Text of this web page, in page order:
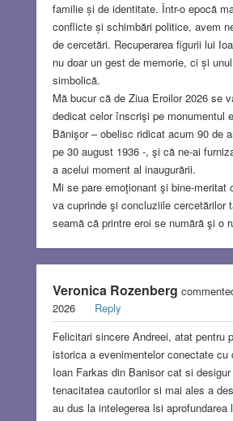
familie și de identitate. Într-o epocă
conflicte și schimbări politice, avem
de cercetări. Recuperarea figurii lui
nu doar un gest de memorie, ci și
simbolică.
Mă bucur că de Ziua Eroilor 2026 se
dedicat celor înscrişi pe monumentul
Bănişor – obelisc ridicat acum 90 de
pe 30 august 1936 -, şi că ne-ai
a acelui moment al inaugurării.
Mi se pare emoţionant şi bine-meritat
va cuprinde şi concluziile cercetărilor
seamă că printre eroi se numără şi o
Veronica Rozenberg
2026
Reply
Felicitari sincere Andreei, atat pentru
istorica a evenimentelor conectate cu
Ioan Farkas din Banisor cat si
tenacitatea cautorilor si mai ales a
au dus la intelegerea lsi aprofundarea